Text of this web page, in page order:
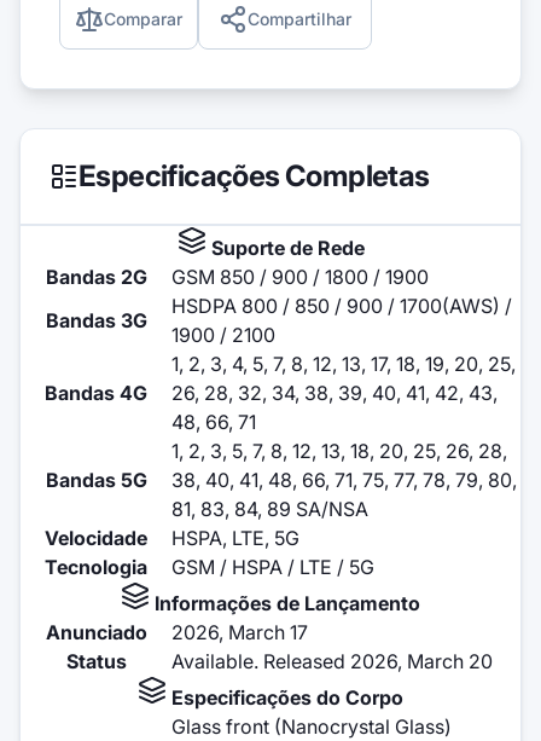
Comparar Compartilhar
Especificações Completas
Suporte de Rede
Bandas 2G
GSM 850 / 900 / 1800 / 1900
Bandas 3G
HSDPA 800 / 850 / 900 / 1700(AWS) /
1900 / 2100
Bandas 4G
1, 2, 3, 4, 5, 7, 8, 12, 13, 17, 18, 19, 20, 25,
26, 28, 32, 34, 38, 39, 40, 41, 42, 43,
48, 66, 71
Bandas 5G
1, 2, 3, 5, 7, 8, 12, 13, 18, 20, 25, 26, 28,
38, 40, 41, 48, 66, 71, 75, 77, 78, 79, 80,
81, 83, 84, 89 SA/NSA
Velocidade
HSPA, LTE, 5G
Tecnologia
GSM / HSPA / LTE / 5G
Informações de Lançamento
Anunciado
2026, March 17
Status
Available. Released 2026, March 20
Especificações do Corpo
Glass front (Nanocrystal Glass)